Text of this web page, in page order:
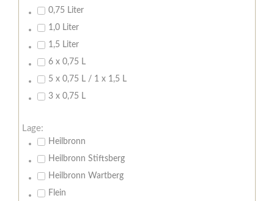
0,75 Liter
1,0 Liter
1,5 Liter
6 x 0,75 L
5 x 0,75 L / 1 x 1,5 L
3 x 0,75 L
Lage:
Heilbronn
Heilbronn Stiftsberg
Heilbronn Wartberg
Flein